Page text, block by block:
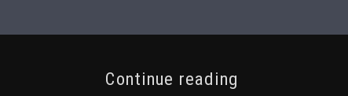
Continue reading